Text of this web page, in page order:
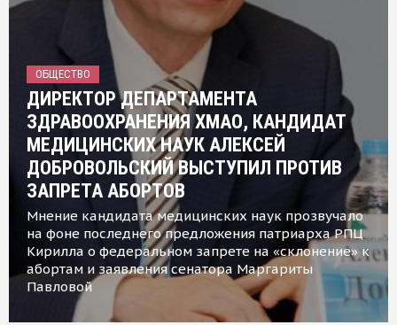
ОБЩЕСТВО
ДИРЕКТОР ДЕПАРТАМЕНТА
ЗДРАВООХРАНЕНИЯ ХМАО, КАНДИДАТ
МЕДИЦИНСКИХ НАУК АЛЕКСЕЙ
ДОБРОВОЛЬСКИЙ ВЫСТУПИЛ ПРОТИВ
ЗАПРЕТА АБОРТОВ
Мнение кандидата медицинских наук прозвучало
на фоне последнего предложения патриарха РПЦ
Кирилла о федеральном запрете на «склонение» к
абортам и заявления сенатора Маргариты
Павловой